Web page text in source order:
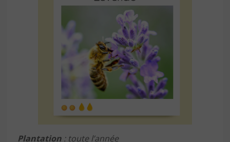
Plantation : toute l’année